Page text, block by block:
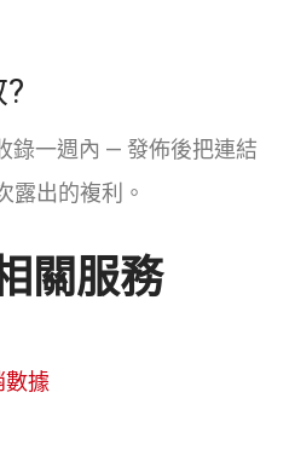
錄一週內 — 發佈後把連結
露出的複利。
關服務
數據